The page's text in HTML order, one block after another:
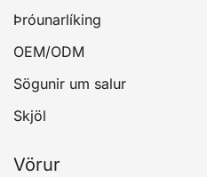
Þróunarlíking
OEM/ODM
Sögunir um salur
Skjöl
Vörur